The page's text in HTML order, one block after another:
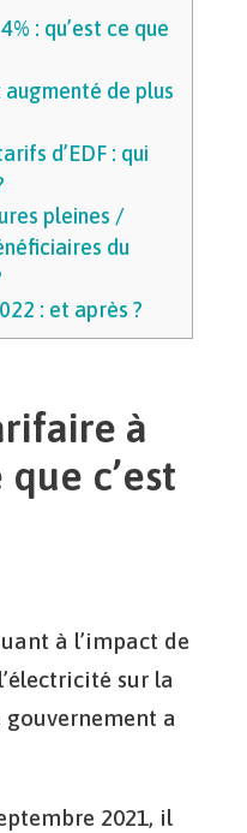
: qu’est ce que
de plus
d’EDF : qui
pleines /
du
: et après ?
à
que c’est
à l’impact de
sur la
gouvernement a
2021, il